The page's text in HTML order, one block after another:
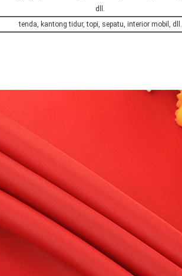
dll.
tenda, kantong tidur, topi, sepatu, interior mobil, dll.